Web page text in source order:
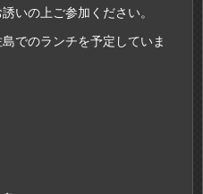
いの上ご参加ください。
でのランチを予定していま